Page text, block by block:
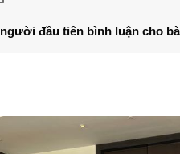
đầu tiên bình luận cho